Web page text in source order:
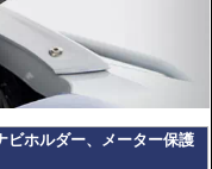
ビホルダー、メーター保護